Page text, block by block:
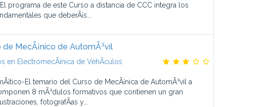
programa de este Curso a distancia de CCC integra los
que deberÃ¡s...
de MecÃ¡nico de AutomÃ³vil
en ElectromecÃ¡nica de VehÃ­culos
El temario del Curso de MecÃ¡nica de AutomÃ³vil a
8 mÃ³dulos formativos que contienen un gran
fotografÃ­as y...